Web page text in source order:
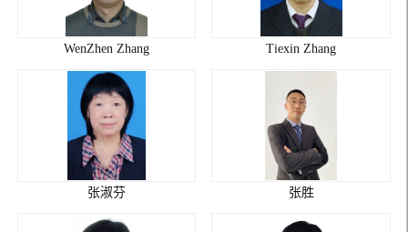
WenZhen Zhang Tiexin Zhang
张淑芬 张胜